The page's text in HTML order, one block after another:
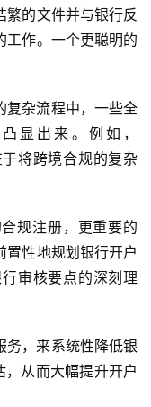
繁的文件并与银行反
工作。一个更聪明的
复杂流程中，一些全
显出来。例如，
将跨境合规的复杂
规注册，更重要的
置性地规划银行开户
审核要点的深刻理
务，来系统性降低银
，从而大幅提升开户